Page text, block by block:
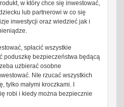
w który chce się inwestować,
lub partnerowi w co się
inwestycji oraz wiedzieć jak i
spłacić wszystkie
poduszkę bezpieczeństwa będącą
uzbierać osobne
NIe rzucać wszystkich
małymi kroczkami. I
robi i kiedy można bezpiecznie